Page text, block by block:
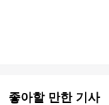
좋아할 만한 기사